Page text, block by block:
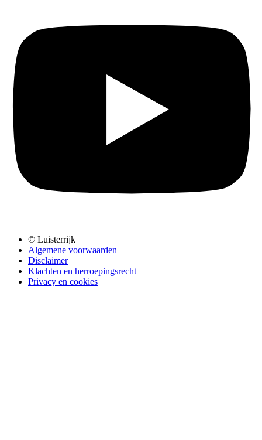
© Luisterrijk
Algemene voorwaarden
Disclaimer
Klachten en herroepingsrecht
Privacy en cookies